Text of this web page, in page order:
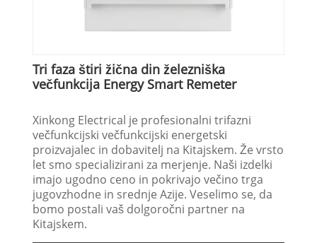
Tri faza štiri žična din železniška
večfunkcija Energy Smart Remeter
Xinkong Electrical je profesionalni trifazni
večfunkcijski večfunkcijski energetski
proizvajalec in dobavitelj na Kitajskem. Že vrsto
let smo specializirani za merjenje. Naši izdelki
imajo ugodno ceno in pokrivajo večino trga
jugovzhodne in srednje Azije. Veselimo se, da
bomo postali vaš dolgoročni partner na
Kitajskem.